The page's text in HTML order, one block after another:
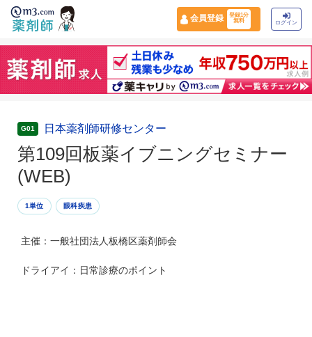
会員登録
登録1分
無料
ログイン
G01 日本薬剤師研修センター
第109回板薬イブニングセミナー
(WEB)
1単位 眼科疾患
主催：一般社団法人板橋区薬剤師会
ドライアイ：日常診療のポイント